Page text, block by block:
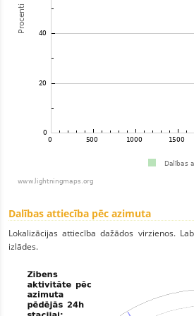
Dalības attiecība pēc azimuta
Lokalizācijas attiecība dažādos virzienos.
izlādes.